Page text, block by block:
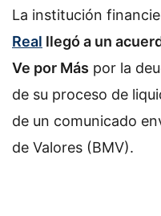
La institución
Real llegó a un
Ve por Más por la
de su proceso de
de un comunicado
de Valores (BMV).